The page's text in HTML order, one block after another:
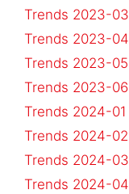
Trends 2023-03
Trends 2023-04
Trends 2023-05
Trends 2023-06
Trends 2024-01
Trends 2024-02
Trends 2024-03
Trends 2024-04